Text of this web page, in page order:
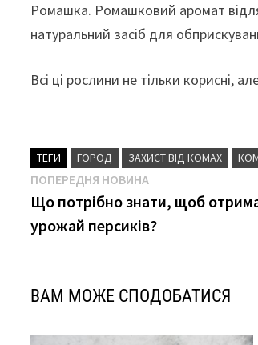
Ромашка. Ромашковий аромат
натуральний засіб для
Всі ці рослини не тільки корисні,
ТЕГИ ГОРОД ЗАХИСТ ВІД КОМАХ
Навігація
записів
ПОПЕРЕДНЯ НОВИНАПопередня
новина
Що потрібно знати, щоб
урожай персиків?
ВАМ МОЖЕ СПОДОБАТИСЯ